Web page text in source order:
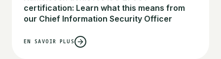
certification: Learn what this means from
our Chief Information Security Officer
EN SAVOIR PLUS